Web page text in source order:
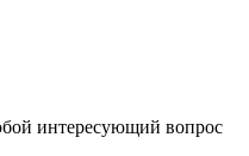
интересующий вопрос